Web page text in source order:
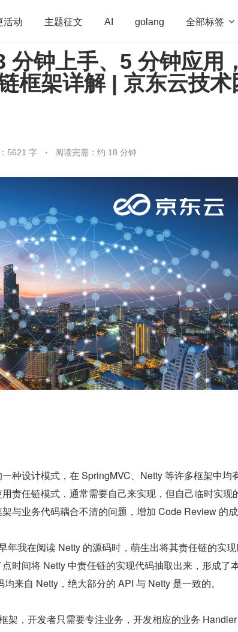
活动 主题征文 AI golang 全部标签 
算法 学习方法 Web3.0
运维 深度思考 低代码 redis
分钟上手、5 分钟应用
框架详解 | 京东云技术
5621 字 阅读完需：约 18 分钟
种设计模式，在 SpringMVC、Netty 等许多框架中均
责任链模式，通常需要自己来实现，但自己临时实现
与业务代码耦合不清的问题，增加 Code Review 的
年我在阅读 Netty 的源码时，萌生出将其责任链的实
时间将 Netty 中责任链的实现代码抽取出来，形成了
来自 Netty，绝大部分的 API 与 Netty 是一致的。
架，开发者只需要专注业务，开发相应的业务